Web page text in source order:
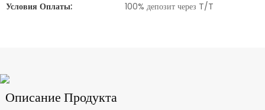
Условия Оплаты:
100% депозит через T/T
Описание Продукта